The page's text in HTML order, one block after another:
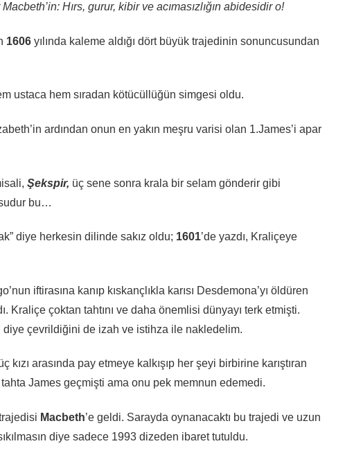
Hırs, gurur, kibir ve acımasızlığın abidesidir o!
1606yılında kaleme aldığı dört büyük trajedinin sonuncusundan
ustaca hem sıradan kötücüllüğün simgesi oldu.
ardından onun en yakın meşru varisi olan 1.James’i apar
Şekspir, üç sene sonra krala bir selam gönderir gibi
bu…
diye herkesin dilinde sakız oldu; 1601’de yazdı, Kraliçeye
iftirasına kanıp kıskançlıkla karısı Desdemona’yı öldüren
Kraliçe çoktan tahtını ve daha önemlisi dünyayı terk etmişti.
diye çevrildiğini de izah ve istihza ile nakledelim.
kızı arasında pay etmeye kalkışıp her şeyi birbirine karıştıran
tahta James geçmişti ama onu pek memnun edemedi.
Macbeth’e geldi. Sarayda oynanacaktı bu trajedi ve uzun
diye sadece 1993 dizeden ibaret tutuldu.